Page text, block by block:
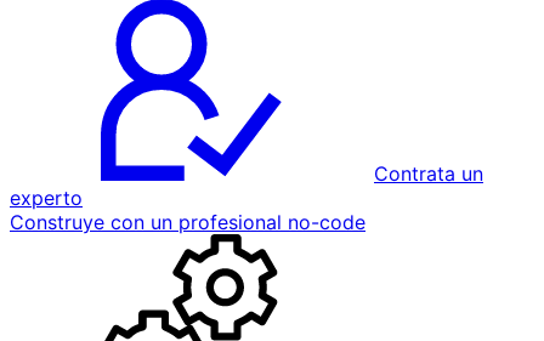
Contrata un
experto
Construye con un profesional no-code